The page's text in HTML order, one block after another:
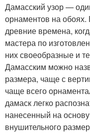
Дамасский узор —
орнаментов на обоях.
древние времена,
мастера по
них своеобразные и
Дамасским можно
размера, чаще с
чаще всего
дамаск легко
нанесенный на
внушительного